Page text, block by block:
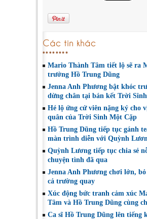
Các tin khác
Mario Thành Tâm tiết lộ sẽ ra
trưởng Hồ Trung Dũng
Jenna Anh Phương bật khóc
dừng chân tại bán kết Trời
Hé lộ ứng cử viên nặng ký cho
quân của Trời Sinh Một Cặp
Hồ Trung Dũng tiếp tục gánh
màn trình diễn với Quỳnh
Quỳnh Lương tiếp tục chia sẻ
chuyện tình đã qua
Jenna Anh Phương chơi lớn, bỏ
cả trường quay
Xúc động bức tranh cảm xúc
Tâm và Hồ Trung Dũng cùng
Ca sĩ Hồ Trung Dũng lên tiếng